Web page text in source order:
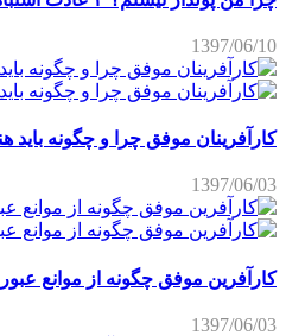
1397/06/10
کارآفرینان موفق چرا و چگونه باید
1397/06/03
کارآفرین موفق چگونه از موانع
1397/06/03